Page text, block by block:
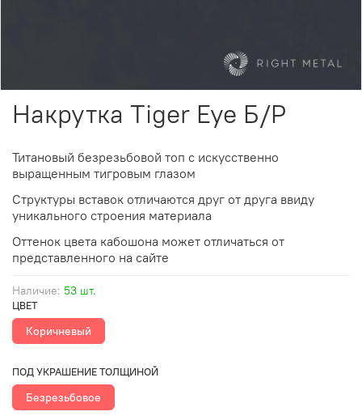
Наличие: 53 шт.
Накрутка Tiger Eye Б/Р
ЦВЕТ
Коричневый
ПОД УКРАШЕНИЕ ТОЛЩИНОЙ
Безрезьбовое
Титановый безрезьбовой топ с искусственно
выращенным тигровым глазом
Cтруктуры вставок отличаются друг от друга ввиду
уникального строения материала
Оттенок цвета кабошона может отличаться от
представленного на cайте